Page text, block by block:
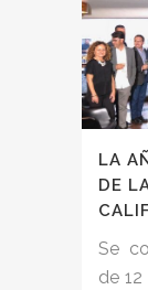
LA
DE
Se
de